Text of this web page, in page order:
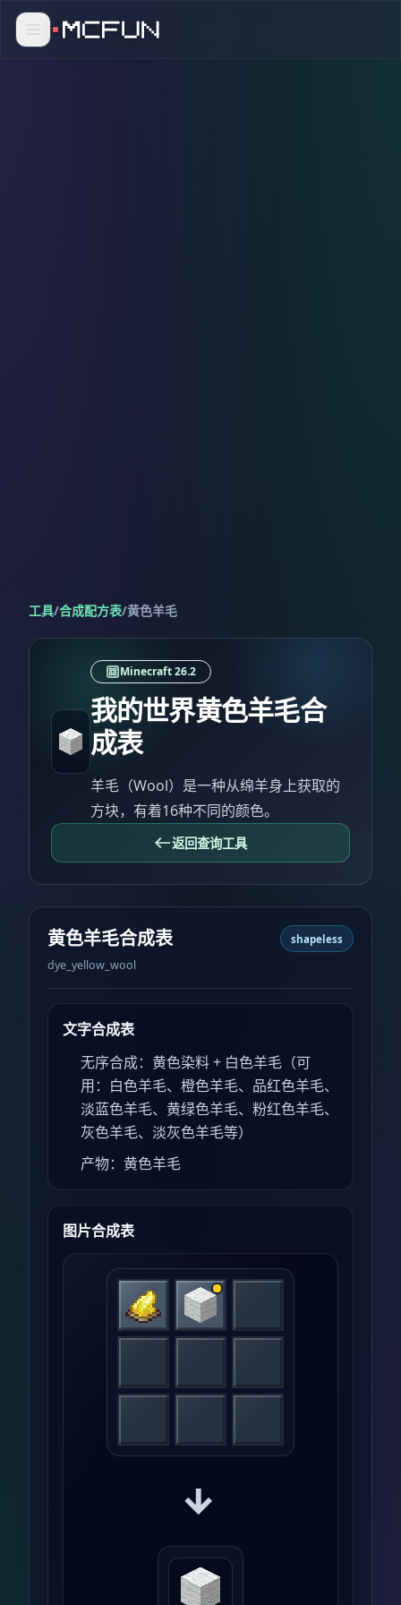
工具/合成配方表/黄色羊毛
Minecraft 26.2
我的世界黄色羊毛合
成表
羊毛（Wool）是一种从绵羊身上获取的
方块，有着16种不同的颜色。
返回查询工具
黄色羊毛合成表
dye_yellow_wool
shapeless
文字合成表
无序合成：黄色染料 + 白色羊毛（可
用：白色羊毛、橙色羊毛、品红色羊毛、
淡蓝色羊毛、黄绿色羊毛、粉红色羊毛、
灰色羊毛、淡灰色羊毛等）
产物：黄色羊毛
图片合成表
→